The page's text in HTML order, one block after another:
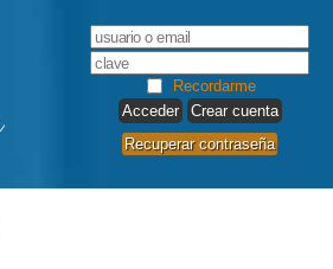
Recordarme
Crear cuenta
Recuperar contraseña